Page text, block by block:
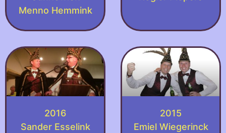
Menno Hemmink
2016
Sander Esselink
2015
Emiel Wiegerinck